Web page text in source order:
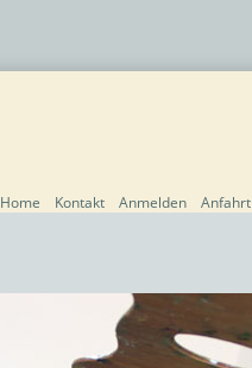
Home Kontakt Anmelden Anfahrt